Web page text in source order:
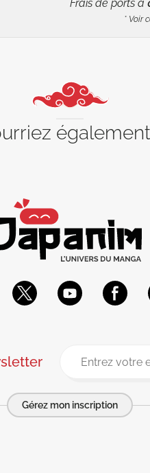
Frais de ports à
* Voir
également
Gérez mon inscription